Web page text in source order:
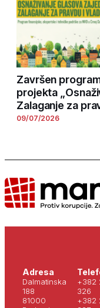
Završen
projekta
Zalaganje za
09/07/2026
Adresa
Dalmatinska
188
81000
+382
326
+382